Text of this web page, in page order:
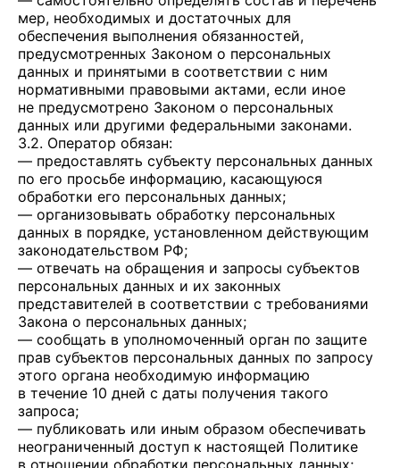
мер, необходимых и достаточных для
обеспечения выполнения обязанностей,
предусмотренных Законом о персональных
данных и принятыми в соответствии с ним
нормативными правовыми актами, если иное
не предусмотрено Законом о персональных
данных или другими федеральными законами.
3.2. Оператор обязан:
— предоставлять субъекту персональных данных
по его просьбе информацию, касающуюся
обработки его персональных данных;
— организовывать обработку персональных
данных в порядке, установленном действующим
законодательством РФ;
— отвечать на обращения и запросы субъектов
персональных данных и их законных
представителей в соответствии с требованиями
Закона о персональных данных;
— сообщать в уполномоченный орган по защите
прав субъектов персональных данных по запросу
этого органа необходимую информацию
в течение 10 дней с даты получения такого
запроса;
— публиковать или иным образом обеспечивать
неограниченный доступ к настоящей Политике
в отношении обработки персональных данных;